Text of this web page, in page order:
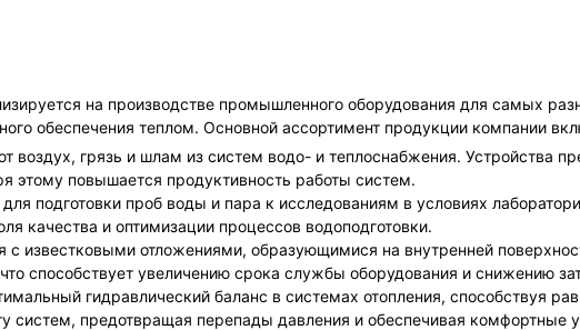
на производстве промышленного оборудования для самых
обеспечения теплом. Основной ассортимент продукции компании
воздух, грязь и шлам из систем водо- и теплоснабжения. Устройства
этому повышается продуктивность работы систем.
подготовки проб воды и пара к исследованиям в условиях
качества и оптимизации процессов водоподготовки.
с известковыми отложениями, образующимися на внутренней
способствует увеличению срока службы оборудования и снижению
гидравлический баланс в системах отопления, способствуя
систем, предотвращая перепады давления и обеспечивая комфортные